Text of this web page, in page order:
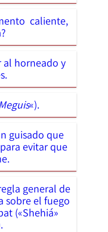
caliente,
al horneado y
«).
guisado que
evitar que
general de
sobre el fuego
(«Shehiá»